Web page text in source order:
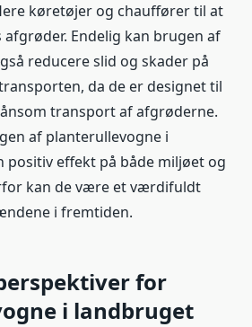
køretøjer og chauffører til at
Endelig kan brugen af
reducere slid og skader på
da de er designet til
transport af afgrøderne.
af planterullevogne i
positiv effekt på både miljøet og
kan de være et værdifuldt
i fremtiden.
for
i landbruget